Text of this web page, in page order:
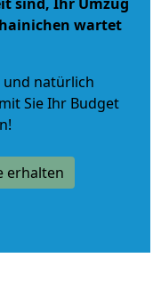
wartet
und natürlich
Sie Ihr Budget
erhalten